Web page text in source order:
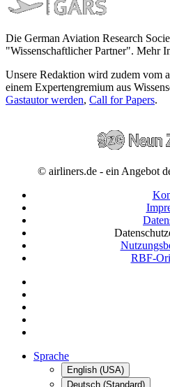
Die German Aviation Research
"Wissenschaftlicher Partner". Mehr
Unsere Redaktion wird zudem vom
einem Expertengremium aus
Gastautor werden, Call for Papers.
© airliners.de - ein Angebot
RBF-
Sprache
English (USA)
Deutsch (Standard)